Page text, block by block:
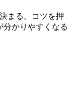
まる。コツを押
分かりやすくなる